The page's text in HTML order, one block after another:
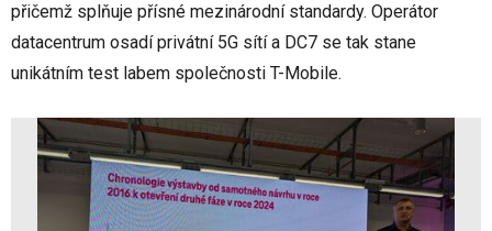
přičemž splňuje přísné mezinárodní standardy. Operátor
datacentrum osadí privátní 5G sítí a DC7 se tak stane
unikátním test labem společnosti T-Mobile.